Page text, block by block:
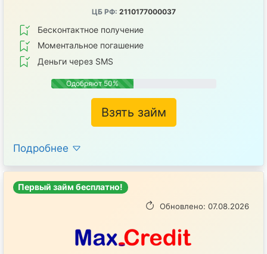
ЦБ РФ: 2110177000037
Бесконтактное получение
Mоментальное погашение
Деньги через SMS
Одобряют 50%
Взять займ
Подробнее
Первый займ бесплатно!
Обновлено: 07.08.2026